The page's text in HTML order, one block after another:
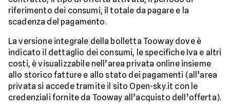
riferimento dei consumi, il totale da pagare e la
scadenza del pagamento.
La versione integrale della bolletta Tooway dove è
indicato il dettaglio dei consumi, le specifiche Iva e altri
costi, è visualizzabile nell’area privata online insieme
allo storico fatture e allo stato dei pagamenti (all’area
privata si accede tramite il sito Open-sky.it con le
credenziali fornite da Tooway all’acquisto dell’offerta).